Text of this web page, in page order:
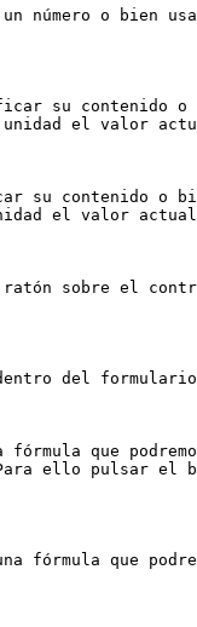
número o
su contenido o
unidad el valor
contenido o
el valor
sobre el
del
que
ello pulsar el
fórmula que